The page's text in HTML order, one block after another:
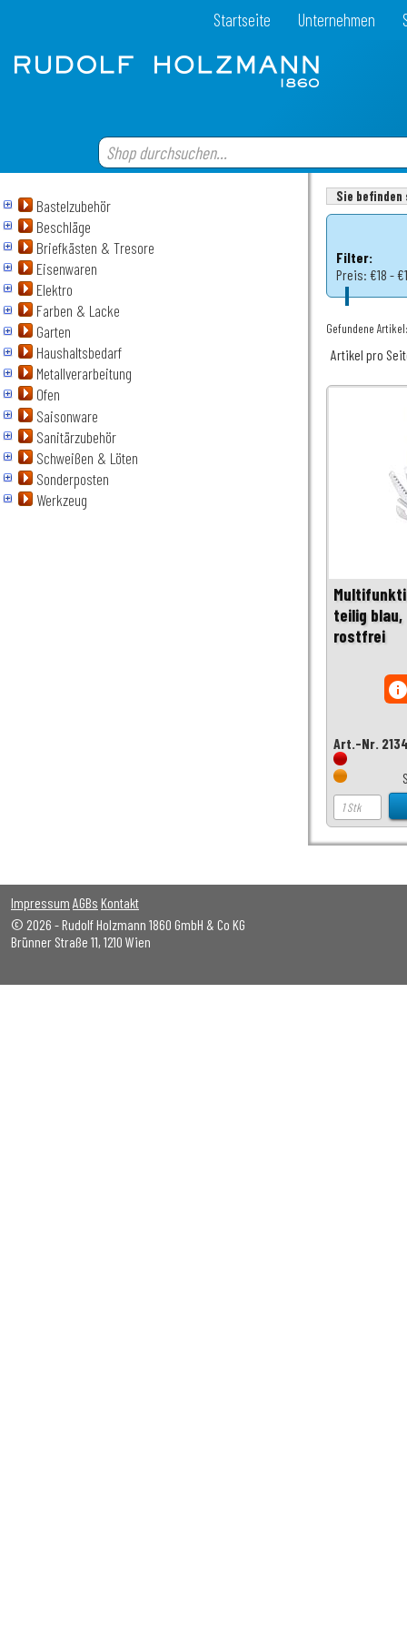
Startseite Unternehmen
Bastelzubehör
Beschläge
Briefkästen & Tresore
Eisenwaren
Elektro
Farben & Lacke
Garten
Haushaltsbedarf
Metallverarbeitung
Ofen
Saisonware
Sanitärzubehör
Schweißen & Löten
Sonderposten
Werkzeug
Sie
Filter:
Preis: €18 -
Gefundene
Artikel pro
teilig
rostfrei
Art.-Nr.
Impressum AGBs Kontakt
© 2026 - Rudolf Holzmann 1860 GmbH & Co KG
Brünner Straße 11, 1210 Wien